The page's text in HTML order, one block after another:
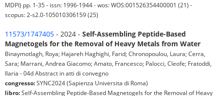
MDPI) pp. 1-35 - issn: 1996-1944 - wos: WOS:001526354400001 (21) -
scopus: 2-s2.0-105010306159 (25)
11573/1747405 - 2024 - Self-Assembling Peptide-Based
Magnetogels for the Removal of Heavy Metals from Water
Binaymotlagh, Roya; Hajareh Haghighi, Farid; Chronopoulou, Laura; Cerra,
Sara; Marrani, Andrea Giacomo; Amato, Francesco; Palocci, Cleofe; Fratoddi,
Ilaria - 04d Abstract in atti di convegno
congresso:SYNC2024 (Sapienza Universita di Roma)
libro:Self-Assembling Peptide-Based Magnetogels for the Removal of Heavy